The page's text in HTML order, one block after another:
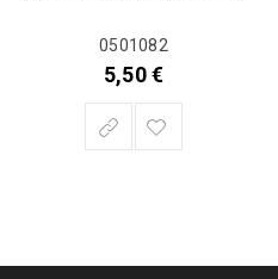
0501082
5,50€